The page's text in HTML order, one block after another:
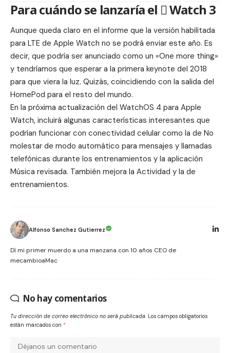
Para cuándo se lanzaría el  Watch 3
Aunque queda claro en el informe que la versión habilitada
para LTE de Apple Watch no se podrá enviar este año. Es
decir, que podría ser anunciado como un «One more thing»
y tendríamos que esperar a la primera keynote del 2018
para que viera la luz. Quizás, coincidiendo con la salida del
HomePod para el resto del mundo.
En la próxima actualización del WatchOS 4 para Apple
Watch, incluirá algunas características interesantes que
podrían funcionar con conectividad celular como la de No
molestar de modo automático para mensajes y llamadas
telefónicas durante los entrenamientos y la aplicación
Música revisada. También mejora la Actividad y la de
entrenamientos.
Alfonso Sanchez Gutierrez
Dí mi primer muerdo a una manzana con 10 años CEO de
mecambioaMac
No hay comentarios
Tu dirección de correo electrónico no será publicada. Los campos obligatorios
están marcados con *